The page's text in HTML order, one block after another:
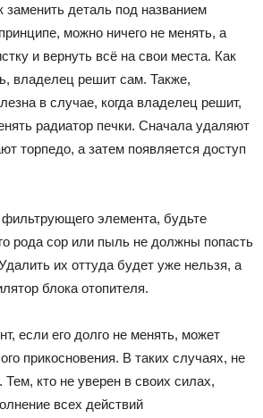
деталь под названием
можно ничего не менять, а
и вернуть всё на свои места. Как
владелец решит сам. Также,
в случае, когда владелец решит,
радиатор печки. Сначала удаляют
торпедо, а затем появляется доступ
элемента, будьте
рода сор или пыль не должны попасть
их оттуда будет уже нельзя, а
блока отопителя.
если его долго не менять, может
прикосновения. В таких случаях, не
Тем, кто не уверен в своих силах,
всех действий